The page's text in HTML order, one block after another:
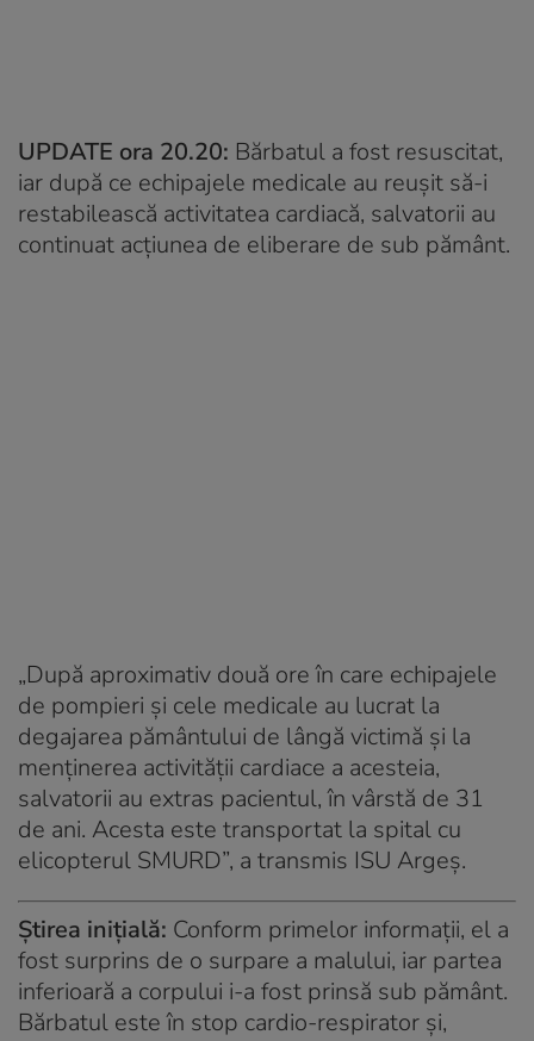
UPDATE ora 20.20: Bărbatul a fost resuscitat,
iar după ce echipajele medicale au reuşit să-i
restabilească activitatea cardiacă, salvatorii au
continuat acţiunea de eliberare de sub pământ.
„După aproximativ două ore în care echipajele
de pompieri şi cele medicale au lucrat la
degajarea pământului de lângă victimă şi la
menţinerea activităţii cardiace a acesteia,
salvatorii au extras pacientul, în vârstă de 31
de ani. Acesta este transportat la spital cu
elicopterul SMURD”, a transmis ISU Argeș.
Știrea inițială: Conform primelor informaţii, el a
fost surprins de o surpare a malului, iar partea
inferioară a corpului i-a fost prinsă sub pământ.
Bărbatul este în stop cardio-respirator și,